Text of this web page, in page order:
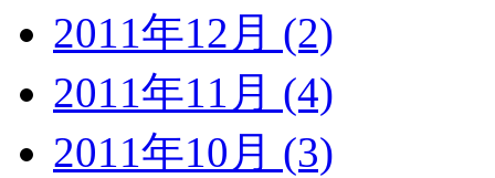
2011年12月 (2)
2011年11月 (4)
2011年10月 (3)